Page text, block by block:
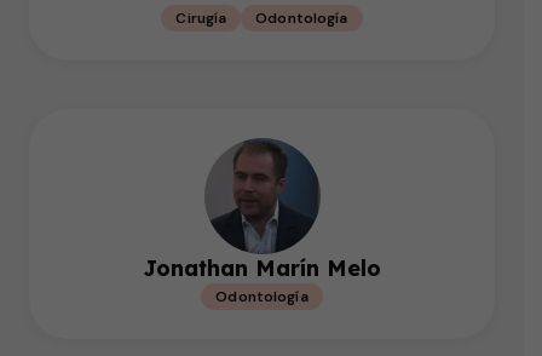
Cirugía Odontología
Jonathan Marín Melo
Odontología